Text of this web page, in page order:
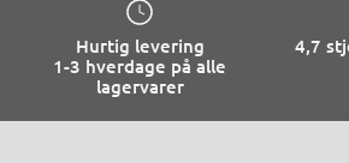
Hurtig levering
1-3 hverdage på alle
lagervarer
4,7